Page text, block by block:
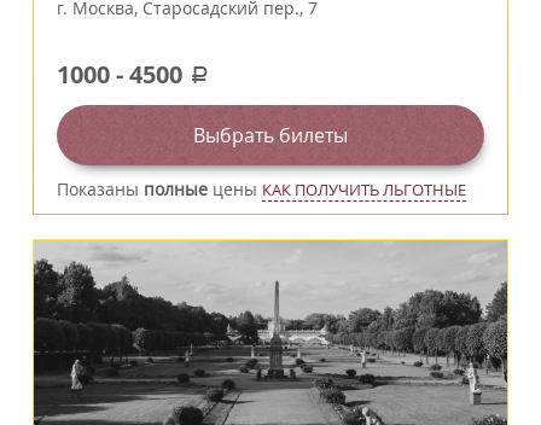
г. Москва, Старосадский пер., 7
1000-4500 a
Выбрать билеты
Показаны полные цены КАК ПОЛУЧИТЬ ЛЬГОТНЫЕ